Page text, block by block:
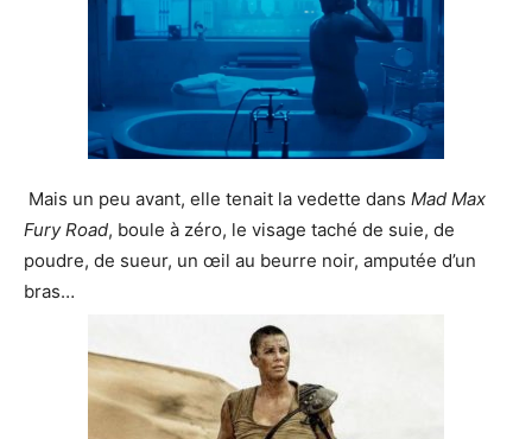
Mais un peu avant, elle tenait la vedette dans Mad Max
Fury Road, boule à zéro, le visage taché de suie, de
poudre, de sueur, un œil au beurre noir, amputée d’un
bras…